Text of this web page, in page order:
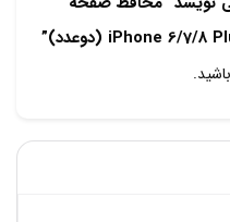
باشید.